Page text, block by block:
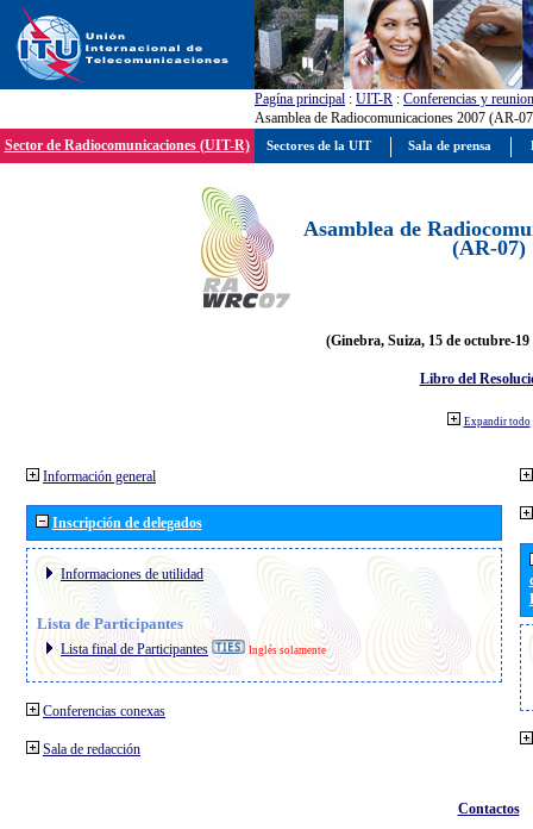
Pagína principal : UIT-R : Conferencias y
Asamblea de Radiocomunicaciones 2007 (AR-
Sector de Radiocomunicaciones (UIT-R)
Asamblea de
(AR-07)
(Ginebra, Suiza, 15 de octubre-19
Libro del
Expandir todo
Información general
Inscripción de delegados
Informaciones de utilidad
Lista de Participantes
Lista final de Participantes Inglés solamente
Conferencias conexas
Sala de redacción
Contactos
Sectores de la UIT Sala de prensa